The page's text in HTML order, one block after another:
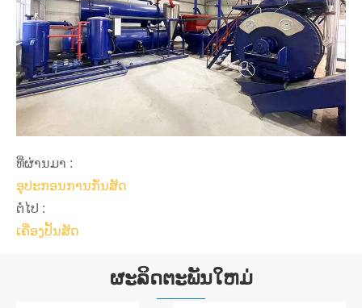
ທີ່ຜ່ານມາ :
ອຸປະກອນການກັ່ນສັດ
ຕໍ່ໄປ :
ເຄື່ອງປັ້ນສັດ
ຜະລິດຕະພັນໃຫມ່